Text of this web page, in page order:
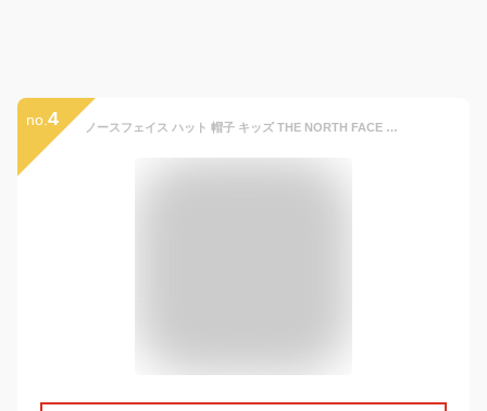
no. 4 ノースフェイス ハット 帽子 キッズ THE NORTH FACE ホライズンハット Kids Horizon Hat サファリハット アウトドア UVケア 紫外線カット あご紐 取り外し可 通気性 サイズ調整 ロゴワッペン キャンプ 新色 NNJ02520 2025 SS 春夏 正規品